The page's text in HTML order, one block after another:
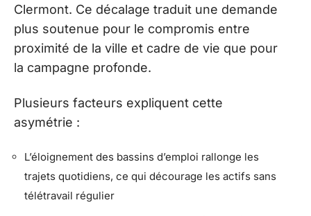
Clermont. Ce décalage traduit une demande
plus soutenue pour le compromis entre
proximité de la ville et cadre de vie que pour
la campagne profonde.
Plusieurs facteurs expliquent cette
asymétrie :
L’éloignement des bassins d’emploi rallonge les
trajets quotidiens, ce qui décourage les actifs sans
télétravail régulier